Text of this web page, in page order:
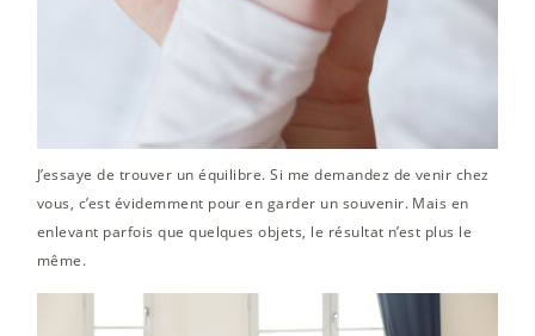
J’essaye de trouver un équilibre. Si me demandez de venir chez
vous, c’est évidemment pour en garder un souvenir. Mais en
enlevant parfois que quelques objets, le résultat n’est plus le
même.